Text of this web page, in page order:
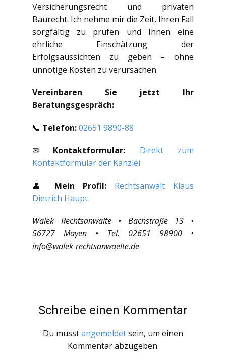
Versicherungsrecht und privaten
Baurecht. Ich nehme mir die Zeit, Ihren Fall
sorgfältig zu prüfen und Ihnen eine
ehrliche Einschätzung der
Erfolgsaussichten zu geben – ohne
unnötige Kosten zu verursachen.
Vereinbaren Sie jetzt Ihr
Beratungsgespräch:
📞 Telefon:02651 9890-88
✉ Kontaktformular:
Direkt zum
Kontaktformular der Kanzlei
👤 Mein Profil:
Rechtsanwalt Klaus
Dietrich Haupt
Walek Rechtsanwälte • Bachstraße 13 •
56727 Mayen • Tel. 02651 98900 •
info@walek-rechtsanwaelte.de
Schreibe einen Kommentar
Du musstangemeldetsein, um einen
Kommentar abzugeben.